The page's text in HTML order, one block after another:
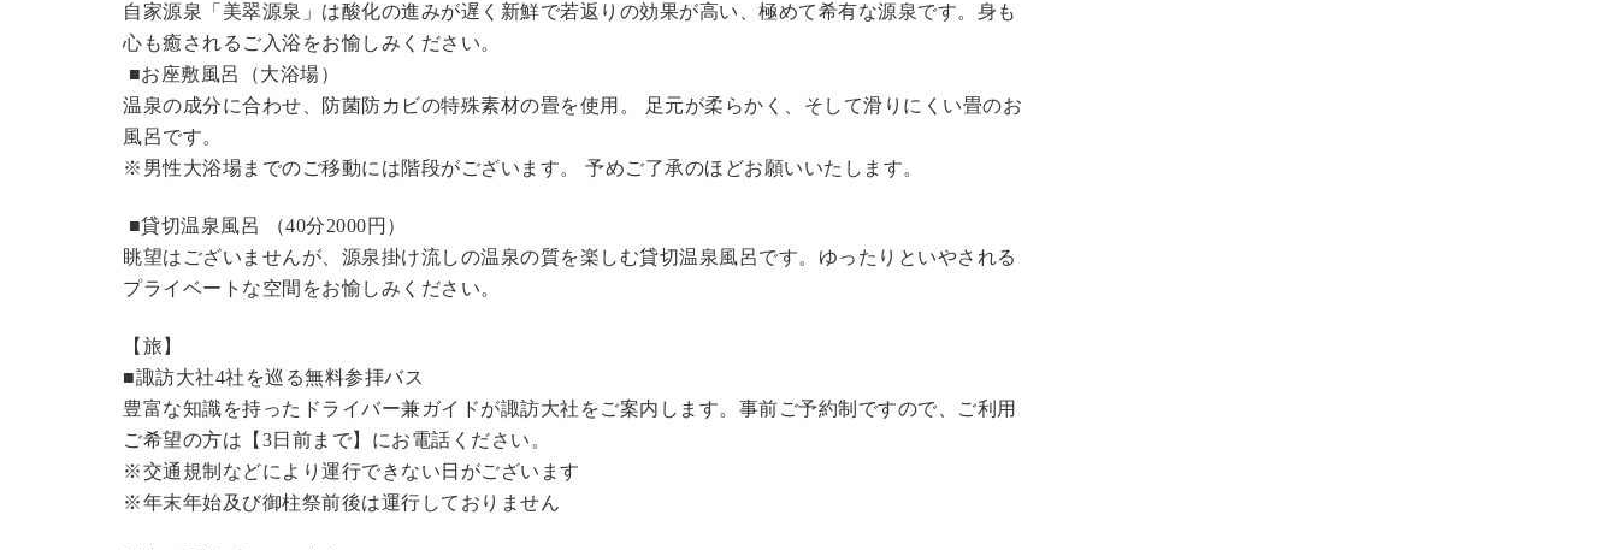
自家源泉「美翠源泉」は酸化の進みが遅く新鮮で若返りの効果が高い、極めて希有な源泉です。身も
心も癒されるご入浴をお愉しみください。
■お座敷風呂（大浴場）
温泉の成分に合わせ、防菌防カビの特殊素材の畳を使用。 足元が柔らかく、そして滑りにくい畳のお
風呂です。
※男性大浴場までのご移動には階段がございます。 予めご了承のほどお願いいたします。
■貸切温泉風呂 （40分2000円）
眺望はございませんが、源泉掛け流しの温泉の質を楽しむ貸切温泉風呂です。ゆったりといやされる
プライベートな空間をお愉しみください。
【旅】
■諏訪大社4社を巡る無料参拝バス
豊富な知識を持ったドライバー兼ガイドが諏訪大社をご案内します。事前ご予約制ですので、ご利用
ご希望の方は【3日前まで】にお電話ください。
※交通規制などにより運行できない日がございます
※年末年始及び御柱祭前後は運行しておりません